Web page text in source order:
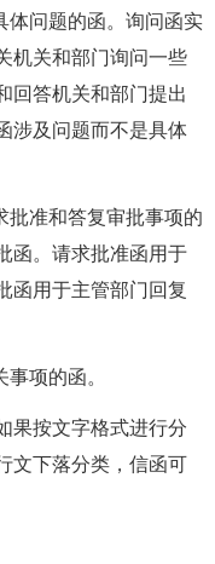
体问题的函。询问函实
机关和部门询问一些
回答机关和部门提出
涉及问题而不是具体
批准和答复审批事项的
函。请求批准函用于
函用于主管部门回复
项的函。
果按文字格式进行分
文下落分类，信函可